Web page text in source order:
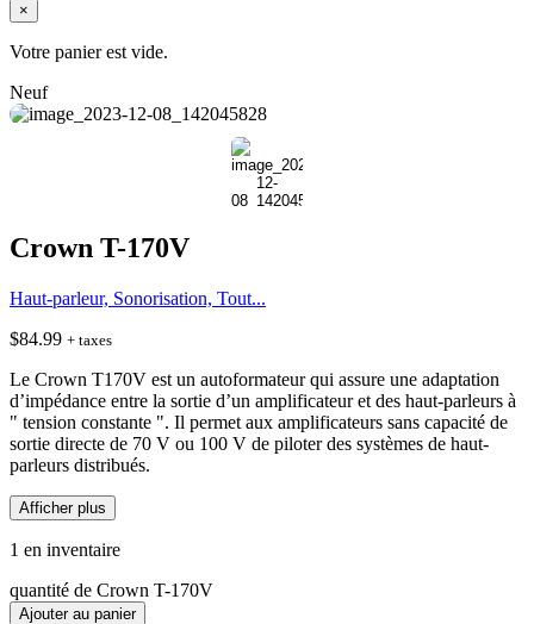
×
Votre panier est vide.
Neuf
Crown T-170V
Haut-parleur, Sonorisation, Tout...
$84.99 + taxes
Le Crown T170V est un autoformateur qui assure une adaptation
d’impédance entre la sortie d’un amplificateur et des haut-parleurs à
" tension constante ". Il permet aux amplificateurs sans capacité de
sortie directe de 70 V ou 100 V de piloter des systèmes de haut-
parleurs distribués.
Afficher plus
1 en inventaire
quantité de Crown T-170V
Ajouter au panier